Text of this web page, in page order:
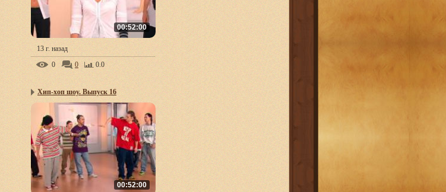
00:52:00
13 г. назад
0
0 0.0
Хип-хоп шоу. Выпуск 16
00:52:00